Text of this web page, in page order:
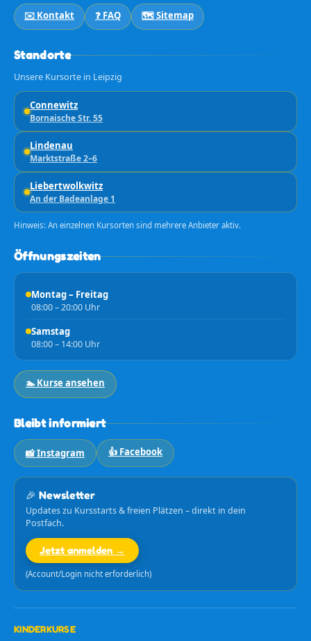
✉️ Kontakt ❓ FAQ 🗺️ Sitemap
Standorte
Unsere Kursorte in Leipzig
Connewitz
Bornaische Str. 55
Lindenau
Marktstraße 2–6
Liebertwolkwitz
An der Badeanlage 1
Hinweis: An einzelnen Kursorten sind mehrere Anbieter aktiv.
Öffnungszeiten
Montag – Freitag
08:00 – 20:00 Uhr
Samstag
08:00 – 14:00 Uhr
🏊 Kurse ansehen
Bleibt informiert
📸 Instagram 👍 Facebook
🎉 Newsletter
Updates zu Kursstarts & freien Plätzen – direkt in dein
Postfach.
Jetzt anmelden →
(Account/Login nicht erforderlich)
KINDERKURSE